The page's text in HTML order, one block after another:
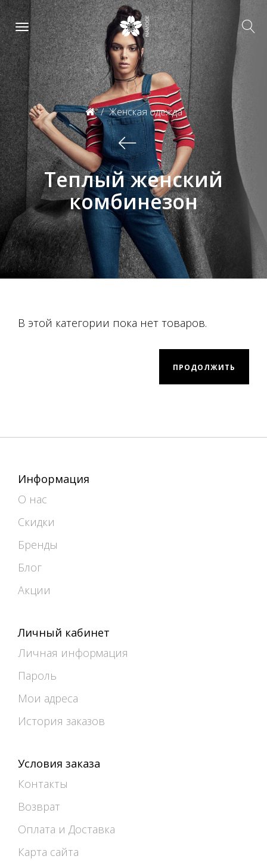
Женская одежда
Теплый женский
комбинезон
В этой категории пока нет товаров.
ПРОДОЛЖИТЬ
Информация
О нас
Скидки
Бренды
Блог
Акции
Личный кабинет
Личная информация
Пароль
Мои адреса
История заказов
Условия заказа
Контакты
Возврат
Оплата и Доставка
Карта сайта